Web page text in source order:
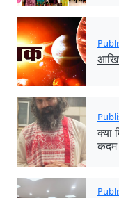
क्या
कदम